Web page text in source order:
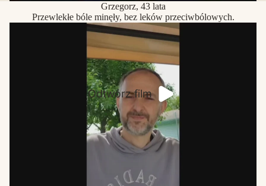
Grzegorz, 43 lata
Przewlekłe bóle minęły, bez leków przeciwbólowych.
Odtwórz film